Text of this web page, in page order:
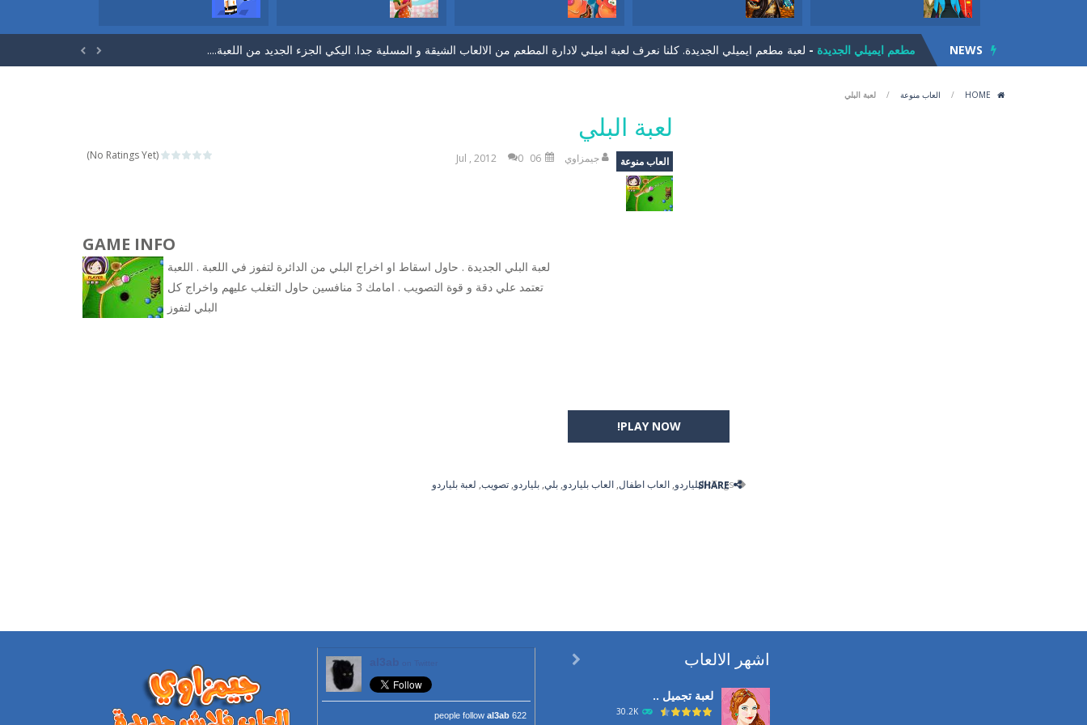
NEWS
لعبة الكرة العجيبة . انها لعبة كرة قدم ولاكن بطريقة جديدة. حاول تحريك اللاعب يمين ويسار وتمرير الكرة للامام حتي تصل الي المرمي...
مطعم ايميلي الجديدة - لعبة مطعم ايميلي الجديدة. كلنا نعرف لعبة اميلي لادارة المطعم من الالعاب الشيقة و المسلية جدا. اليكي الجزء الجديد من اللعبة....
لعبة القط ذو الحذاء. لعبة مغامرات لحل لغز المملكة عن طريق لعبة الجواهر. لو كنت من محبي القط ذو الحذاء من فيلم شريك. سوف تحب...
تلبيس ملابس العملتلبيس ملابس العمل. اختاري اولا موصفات الفتاة اللي تريديها من لون شعر ولون بشرة و الجنسية. ثما ابدئي في اختيار...
لعبة زوما الاقصر الفرعونية بشكل وطريقة جديد. حول ان تصوب الكراتعلي 2 او اكثر من نفس اللون لتسقطهم ومهمتك في كل مرحلة ان تحرر...
لعبة سلة الفواكةلعبة سلة الفواكة. لعبة ذكاء طريفة وسهلة للاطفال. كل ما عليك هوه تحريك العصاء لتجعل الفواكة تتدحرج وتسقط في...
لعبة تقطيع الفواكة الشهيرة. الان يمكنك ان تلعب اللعبة بدون تحميل ومن اي جهاز لعبة تقطيع الفواكهة الشهيرة. في خلال 60 ثانية...
 
/ العاب منوعة / لعبة البلي
لعبة البلي
(No Ratings Yet) العاب منوعة جيمزاوي 06 Jul , 2012
0
PLAY NOW!
GAME INFO
لعبة البلي الجديدة . حاول اسقاط او اخراج البلي من الدائرة لتفوز في اللعبة . اللعبة
تعتمد علي دقة و قوة التصويب . امامك 3 منافسين حاول التغلب عليهم واخراج كل
البلي لتفوز
Tags: البلياردو, العاب اطفال, العاب بلياردو, بلي, بلياردو, تصويب, لعبة بلياردو SHARE
622 people follow
al3ab
اشهر الالعاب
لعبة تجميل ..
30.2K
